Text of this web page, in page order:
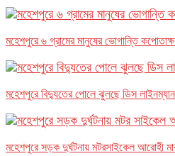
মহেশপুরে ৬ গ্রামের মানুষের ভোগান্তি
মহেশপুরে বিদ্যুতের পোলে ঝুলছে ডিস লাইনম্যান
মহেশপুরে সড়ক দুর্ঘটনায় মটরসাইকেল আরোহী